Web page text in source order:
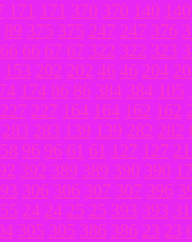
171 171 370 370 140 140
89 375 375 247 247 376
66 66 67 67 322 322 323
153 202 202 46 46 204
174 86 86 384 384 105
227 227 164 164 162 162
283 283 139 139 282 282
96 96 61 61 127 127
392 389 389 390 390
306 306 307 307 396
24 24 25 25 393 393
305 305 386 386 23 23